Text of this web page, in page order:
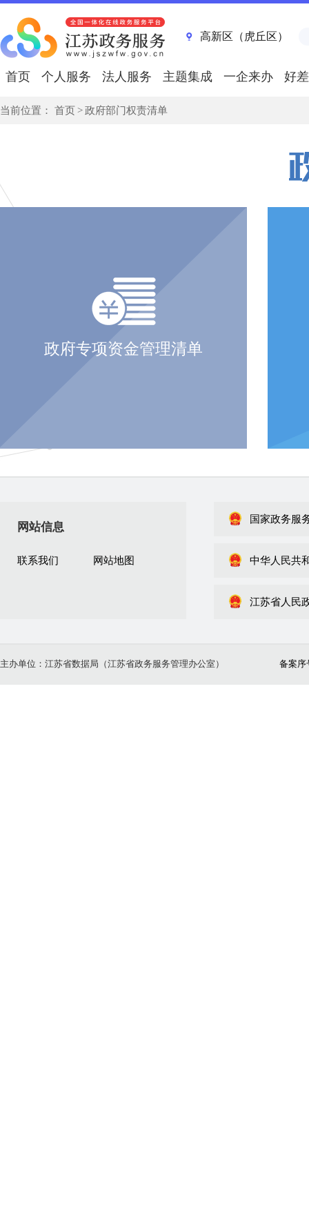
高新区（虎丘区）
首页 个人服务 法人服务 主题集成 一企来办 好
当前位置： 首页>政府部门权责清单
政府专项资金管理清单
网站信息
联系我们 网站地图
国家政务服
中华人民共
江苏省人民
主办单位：江苏省数据局（江苏省政务服务管理办公室） 备案序